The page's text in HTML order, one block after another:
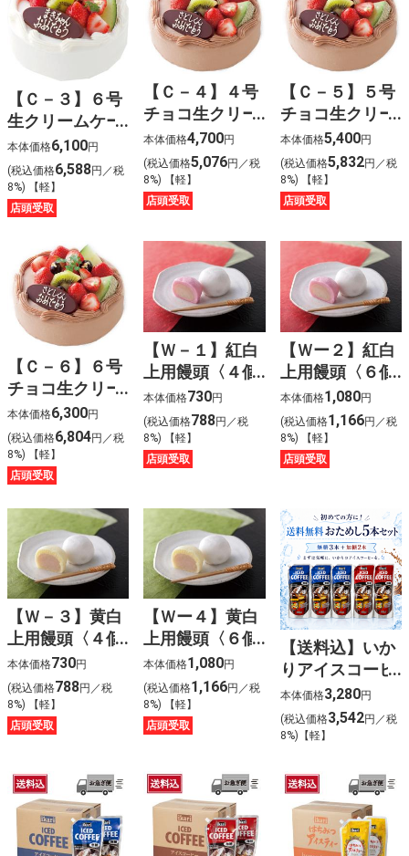
【Ｃ－３】６号
生クリームケー
キ
本体価格6,100円
(税込価格6,588円／税
8%) 【軽】
店頭受取
【Ｃ－４】４号
チョコ生クリー
ムケーキ
本体価格4,700円
(税込価格5,076円／税
8%) 【軽】
店頭受取
【Ｃ－５】５号
チョコ生クリー
ムケーキ
本体価格5,400円
(税込価格5,832円／税
8%) 【軽】
店頭受取
【Ｃ－６】６号
チョコ生クリー
ムケーキ
本体価格6,300円
(税込価格6,804円／税
8%) 【軽】
店頭受取
【Ｗ－１】紅白
上用饅頭〈４個
入〉
本体価格730円
(税込価格788円／税
8%) 【軽】
店頭受取
【Ｗー２】紅白
上用饅頭〈６個
入〉
本体価格1,080円
(税込価格1,166円／税
8%) 【軽】
店頭受取
【Ｗ－３】黄白
上用饅頭〈４個
入〉
本体価格730円
(税込価格788円／税
8%) 【軽】
店頭受取
【Ｗー４】黄白
上用饅頭〈６個
入〉
本体価格1,080円
(税込価格1,166円／税
8%) 【軽】
店頭受取
【送料込】いか
りアイスコーヒ
ー おためし5本
セット
本体価格3,280円
(税込価格3,542円／税
8%)【軽】